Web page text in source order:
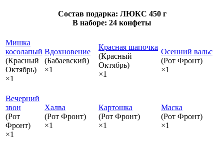
Состав подарка: ЛЮКС 450 г
В наборе: 24 конфеты
Мишка
косолапый
(Красный
Октябрь)
×1
Вдохновение
(Бабаевский)
×1
Красная шапочка
(Красный
Октябрь)
×1
Осенний вальс
(Рот Фронт)
×1
Вечерний
звон
(Рот
Фронт)
×1
Халва
(Рот Фронт)
×1
Картошка
(Рот Фронт)
×1
Маска
(Рот Фронт)
×1